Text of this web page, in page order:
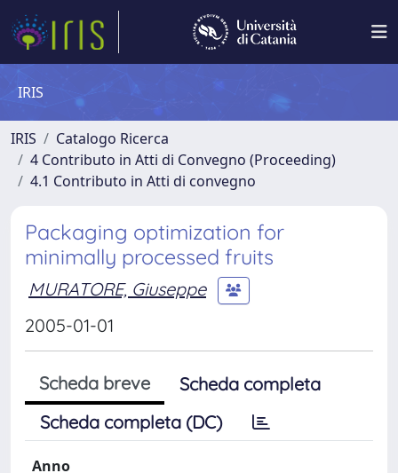
IRIS
IRIS
Catalogo Ricerca
4 Contributo in Atti di Convegno (Proceeding)
4.1 Contributo in Atti di convegno
Packaging optimization for
minimally processed fruits
MURATORE, Giuseppe
2005-01-01
Scheda breve
Scheda completa
Scheda completa (DC)
Anno